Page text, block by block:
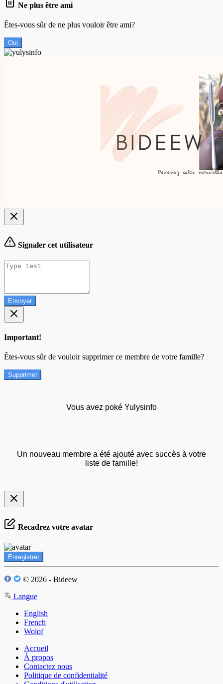
Ne plus être ami
Êtes-vous sûr de ne plus vouloir être ami?
Oui
Signaler cet utilisateur
Envoyer
Important!
Êtes-vous sûr de vouloir supprimer ce membre de votre famille?
Supprimer
Vous avez poké Yulysinfo
Un nouveau membre a été ajouté avec succès à votre
liste de famille!
Recadrez votre avatar
Enregistrer
© 2026 - Bideew
Langue
English
French
Wolof
Accueil
À propos
Contactez nous
Politique de confidentialité